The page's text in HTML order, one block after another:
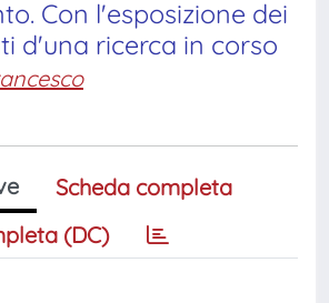
Con l'esposizione dei
d'una ricerca in corso
Scheda completa
(DC)